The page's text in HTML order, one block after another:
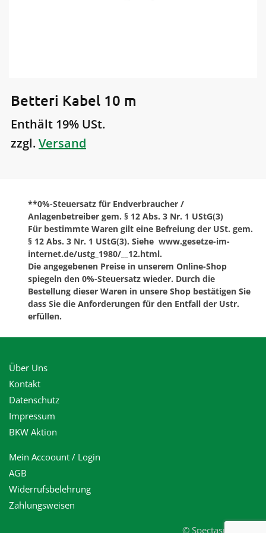
Betteri Kabel 10 m
Enthält 19% USt.
zzgl.Versand
**0%-Steuersatz für Endverbraucher /
Anlagenbetreiber gem. § 12 Abs. 3 Nr. 1 UStG(3)
Für bestimmte Waren gilt eine Befreiung der USt. gem.
§ 12 Abs. 3 Nr. 1 UStG(3). Siehe www.gesetze-im-
internet.de/ustg_1980/__12.html.
Die angegebenen Preise in unserem Online-Shop
spiegeln den 0%-Steuersatz wieder. Durch die
Bestellung dieser Waren in unsere Shop bestätigen Sie
dass Sie die Anforderungen für den Entfall der Ustr.
erfüllen.
Über Uns
Kontakt
Datenschutz
Impressum
BKW Aktion
Mein Accoount / Login
AGB
Widerrufsbelehrung
Zahlungsweisen
© Spectasun 2023